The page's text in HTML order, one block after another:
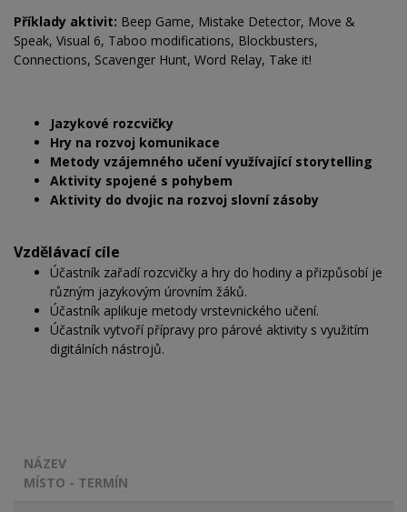
Příklady aktivit: Beep Game, Mistake Detector, Move &
Speak, Visual 6, Taboo modifications, Blockbusters,
Connections, Scavenger Hunt, Word Relay, Take it!
Jazykové rozcvičky
Hry na rozvoj komunikace
Metody vzájemného učení využívající storytelling
Aktivity spojené s pohybem
Aktivity do dvojic na rozvoj slovní zásoby
Vzdělávací cíle
Účastník zařadí rozcvičky a hry do hodiny a přizpůsobí je
různým jazykovým úrovním žáků.
Účastník aplikuje metody vrstevnického učení.
Účastník vytvoří přípravy pro párové aktivity s využitím
digitálních nástrojů.
NÁZEV
MÍSTO - TERMÍN